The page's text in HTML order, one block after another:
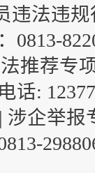
违法违
0813-
推荐专
话:
涉企举报